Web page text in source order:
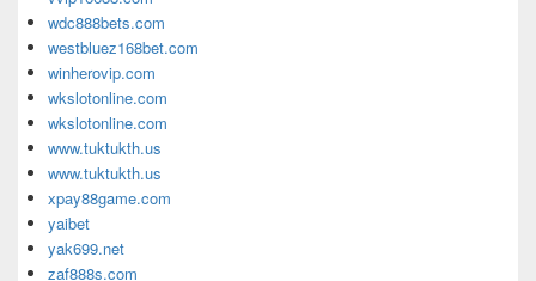
wdc888bets.com
westbluez168bet.com
winherovip.com
wkslotonline.com
wkslotonline.com
www.tuktukth.us
www.tuktukth.us
xpay88game.com
yaibet
yak699.net
zaf888s.com